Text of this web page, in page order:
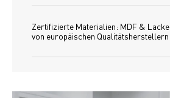
Zertifizierte Materialien: MDF & Lacke
von europäischen Qualitätsherstellern